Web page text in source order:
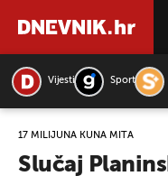
Vijesti Sport
17 MILIJUNA KUNA MITA
Slučaj
PRETRAŽITE VIJESTI